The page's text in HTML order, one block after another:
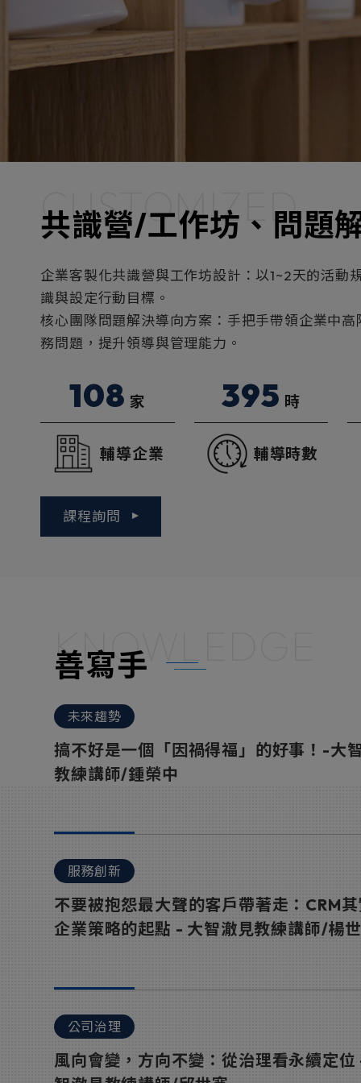
CUSTOMIZED
共識營/工作坊、問題
企業客製化共識營與工作坊設計：以1~2天的活動
識與設定行動目標。
核心團隊問題解決導向方案：手把手帶領企業中
務問題，提升領導與管理能力。
108 家
輔導企業
395 時
輔導時數
課程詢問
KNOWLEDGE
善寫手
未來趨勢
搞不好是一個「因禍得福」的好事！-大
教練講師/鍾榮中
服務創新
不要被抱怨最大聲的客戶帶著走：CRM
企業策略的起點 - 大智澈見教練講師/楊
公司治理
風向會變，方向不變：從治理看永續定位